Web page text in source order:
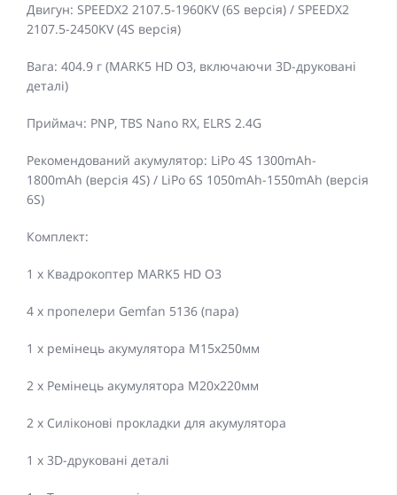
Двигун: SPEEDX2 2107.5-1960KV (6S версія) / SPEEDX2
2107.5-2450KV (4S версія)
Вага: 404.9 г (MARK5 HD O3, включаючи 3D-друковані
деталі)
Приймач: PNP, TBS Nano RX, ELRS 2.4G
Рекомендований акумулятор: LiPo 4S 1300mAh-
1800mAh (версія 4S) / LiPo 6S 1050mAh-1550mAh (версія
6S)
Комплект:
1 x Квадрокоптер MARK5 HD O3
4 х пропелери Gemfan 5136 (пара)
1 х ремінець акумулятора M15x250мм
2 x Ремінець акумулятора M20x220мм
2 x Силіконові прокладки для акумулятора
1 x 3D-друковані деталі